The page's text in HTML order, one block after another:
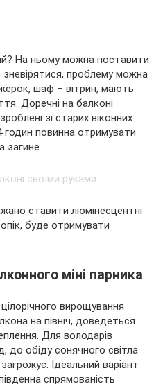
На ньому можна поставити
проблему можна
шаф – вітрин, мають
Доречні на балконі
зі старих віконних
повинна отримувати
загине.
ставити люмінесцентні
буде отримувати
міні парника
вирощування
на північ, доведеться
Для володарів
до обіду сонячного світла
Ідеальний варіант
спрямованість